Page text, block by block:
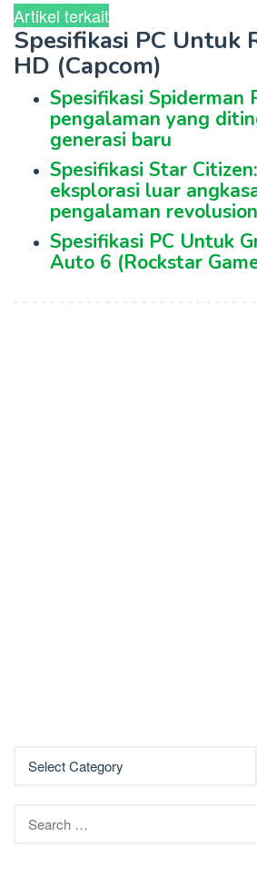
Artikel terkait
Spesifikasi PC Untuk
HD (Capcom)
Spesifikasi Spiderman
pengalaman yang
generasi baru
Spesifikasi Star
eksplorasi luar
pengalaman
Spesifikasi PC Untuk
Auto 6 (Rockstar
for: